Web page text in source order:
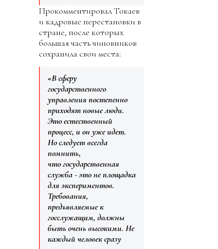
Прокомментировал Токаев
и кадровые перестановки в
стране, после которых
большая часть чиновников
сохранила свои места:
«В сферу
государственного
управления постепенно
приходят новые люди.
Это естественный
процесс, и он уже идет.
Но следует всегда
помнить,
что государственная
служба - это не площадка
для экспериментов.
Требования,
предъявляемые к
госслужащим, должны
быть очень высокими. Не
каждый человек сразу